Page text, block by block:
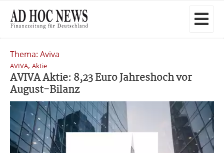
Thema: Aviva
AVIVA, Aktie
AVIVA Aktie: 8,23 Euro Jahreshoch vor
August-Bilanz